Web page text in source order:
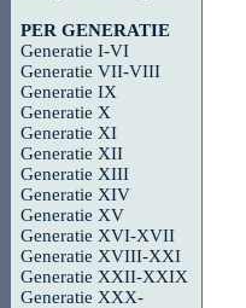
PER GENERATIE
Generatie I-VI
Generatie VII-VIII
Generatie IX
Generatie X
Generatie XI
Generatie XII
Generatie XIII
Generatie XIV
Generatie XV
Generatie XVI-XVII
Generatie XVIII-XXI
Generatie XXII-XXIX
Generatie XXX-